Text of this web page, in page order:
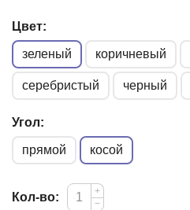
Цвет:
зеленый коричневый
серебристый черный
Угол:
прямой косой
Кол-во:
+
−